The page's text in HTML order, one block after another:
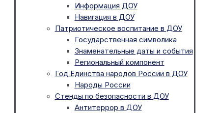
Информация ДОУ
Навигация в ДОУ
Патриотическое воспитание в ДОУ
Государственная символика
Знаменательные даты и события
Региональный компонент
Год Единства народов России в ДОУ
Народы России
Стенды по безопасности в ДОУ
Антитеррор в ДОУ